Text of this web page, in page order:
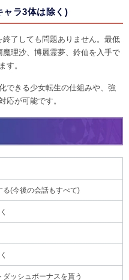
ャラ3体は除く)
終了しても問題ありません。最低
理沙、博麗霊夢、鈴仙を入手で
す。
できる少女転生の仕組みや、強
応が可能です。
る(今後の会話もすべて)
ッシュボーナスを貰う